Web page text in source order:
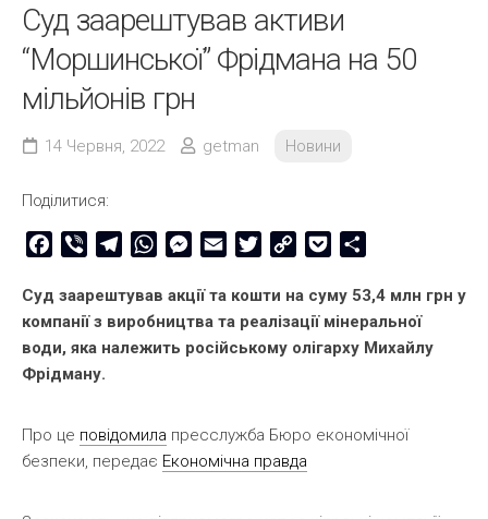
Суд заарештував активи
“Моршинської” Фрідмана на 50
мільйонів грн
14 Червня, 2022 getman Новини
Поділитися:
Facebook
Viber TelegramWhatsAppMessenger
Email TwitterCopy
Pocket
Суд заарештував акції та кошти на суму 53,4 млн грн у
компанії з виробництва та реалізації мінеральної
води, яка належить російському олігарху Михайлу
Фрідману.
Про це повідомила пресслужба Бюро економічної
безпеки, передає Економічна правда